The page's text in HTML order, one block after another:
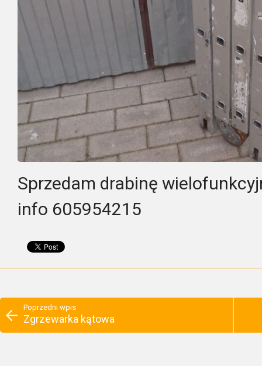
Sprzedam drabinę
info 605954215
Poprzedni wpis
Zgrzewarka kątowa